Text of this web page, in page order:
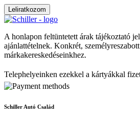
Leliratkozom
A honlapon feltüntetett árak tájékoztató
ajánlattételnek. Konkrét,
márkakereskedéseinkhez.
Telephelyeinken ezekkel a kártyákkal
Schiller Autó Család